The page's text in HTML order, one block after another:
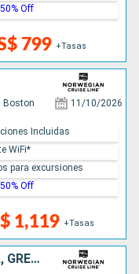
799 +Tasas
Off
Boston 11/10/2026
1,119 +Tasas
Incluidas
WiFi*
para excursiones
Off
ESTADOS UNIDOS, SANTA LUCIA, GRENADA, ARUBA, ISLAS CAIMÁN